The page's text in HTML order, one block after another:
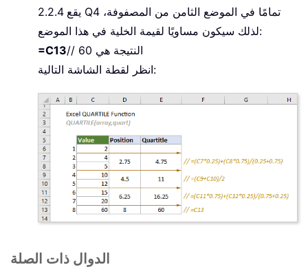
2.2.4 يقع Q4 تمامًا في الموضع الثامن من المصفوفة،
لذلك سيكون مساويًا لقيمة الخلية في هذا الموضع:
=C13
// النتيجة هي 60
انظر لقطة الشاشة التالية:
الدوال ذات الصلة